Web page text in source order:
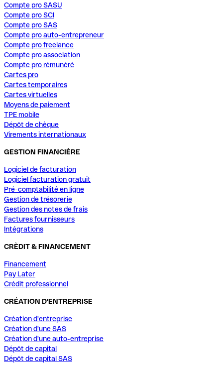
Compte pro SASU
Compte pro SCI
Compte pro SAS
Compte pro auto-entrepreneur
Compte pro freelance
Compte pro association
Compte pro rémunéré
Cartes pro
Cartes temporaires
Cartes virtuelles
Moyens de paiement
TPE mobile
Dépôt de chèque
Virements internationaux
GESTION FINANCIÈRE
Logiciel de facturation
Logiciel facturation gratuit
Pré-comptabilité en ligne
Gestion de trésorerie
Gestion des notes de frais
Factures fournisseurs
Intégrations
CRÈDIT & FINANCEMENT
Financement
Pay Later
Crédit professionnel
CRÉATION D'ENTREPRISE
Création d'entreprise
Création d'une SAS
Création d'une auto-entreprise
Dépôt de capital
Dépôt de capital SAS